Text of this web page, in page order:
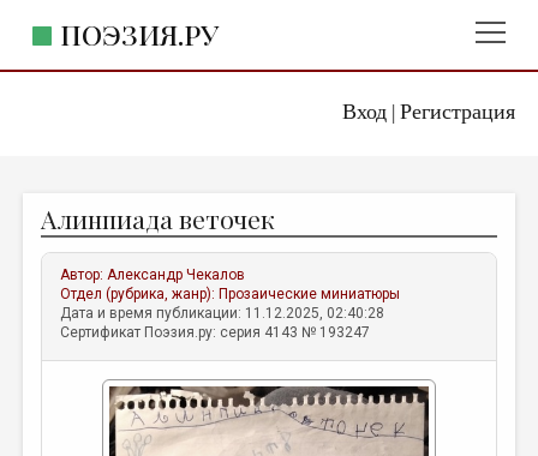
Вход| Регистрация
ПОЭЗИЯ.РУ
ЖАНРЫ
АВТОРЫ
КОММЕНТАРИИ
ЛИТСАЛОН
ПРАВИЛА САЙТА
Алинпиада веточек
Автор:Александр Чекалов
Отдел (рубрика, жанр): Прозаические миниатюры
Дата и время публикации: 11.12.2025, 02:40:28
Сертификат Поэзия.ру: серия 4143 № 193247